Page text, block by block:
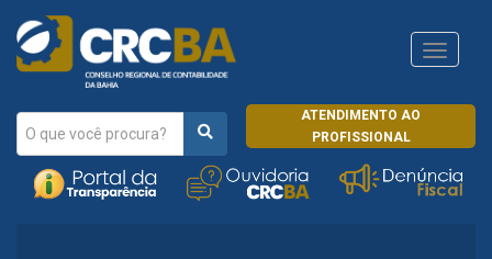
ATENDIMENTO AO
PROFISSIONAL
CRCRJ